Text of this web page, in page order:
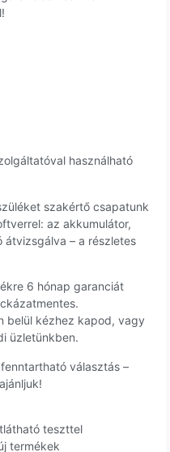
használható
szakértő csapatunk
az akkumulátor,
átvizsgálva – a részletes
6 hónap garanciát
belül kézhez kapod, vagy
üzletünkben.
választás –
teszttel
termékek